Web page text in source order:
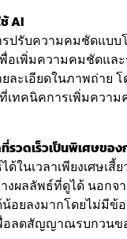
AI
ปรับความคมชัดแบบ
พื่อเพิ่มความคมชัดแล
ละเอียดในภาพถ่าย
เทคนิคการเพิ่มควา
วดเร็วเป็นพิเศษของ
ในเวลาเพียงเศษเสี้
งผลลัพธ์ที่ดูได้ นอกจ
อยลงมากโดยไม่มีข้
อลดสัญญาณรบกวนข